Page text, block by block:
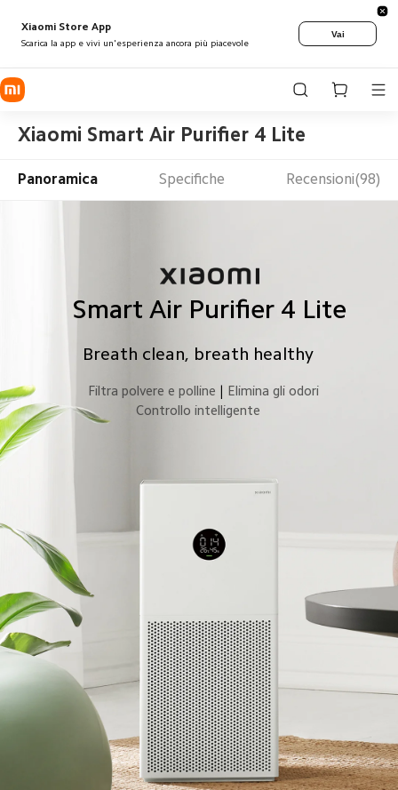
Xiaomi Store App
Scarica la app e vivi un'esperienza ancora più piacevole
Vai
Xiaomi Smart Air Purifier 4 Lite
Panoramica Specifiche Recensioni(98)
Smart Air Purifier 4 Lite
Breath clean, breath healthy
Filtra polvere e polline
Elimina gli odori
Controllo intelligente